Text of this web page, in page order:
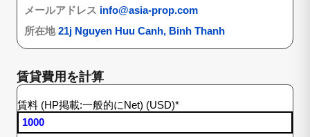
メールアドレス info@asia-prop.com
所在地21j Nguyen Huu Canh, Binh Thanh
賃貸費用を計算
賃料 (HP掲載:一般的にNet) (USD)*